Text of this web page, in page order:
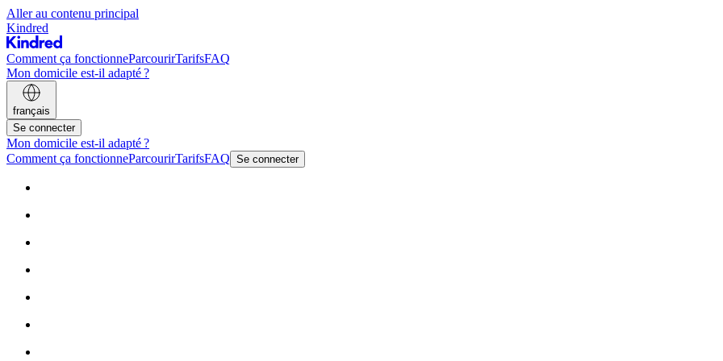
Aller au contenu principal
Kindred
Comment ça fonctionneParcourirTarifsFAQ
Mon domicile est-il adapté ?
français
Se connecter
Mon domicile est-il adapté ?
Comment ça fonctionneParcourirTarifsFAQ Se connecter